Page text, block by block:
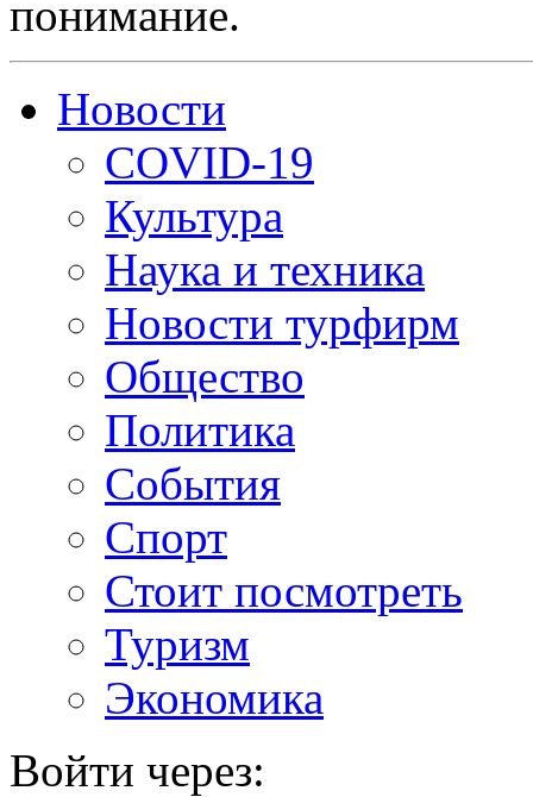
понимание.
Новости
COVID-19
Культура
Наука и техника
Новости турфирм
Общество
Политика
События
Спорт
Стоит посмотреть
Туризм
Экономика
Войти через: